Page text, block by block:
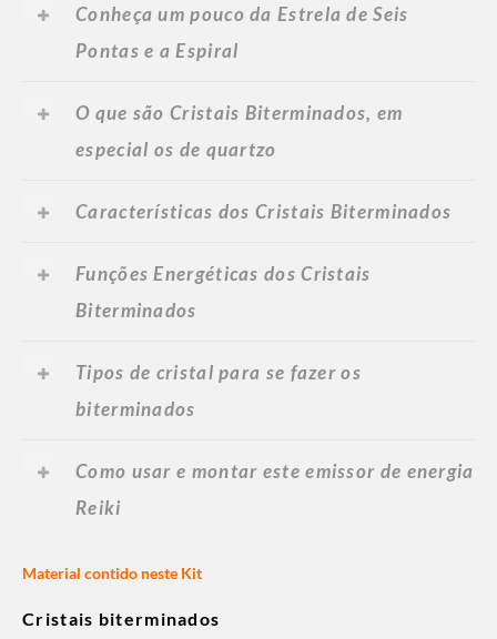
Conheça um pouco da Estrela de Seis
Pontas e a Espiral
O que são Cristais Biterminados, em
especial os de quartzo
Características dos Cristais Biterminados
Funções Energéticas dos Cristais
Biterminados
Tipos de cristal para se fazer os
biterminados
Como usar e montar este emissor de energia
Reiki
Material contido neste Kit
Cristais biterminados